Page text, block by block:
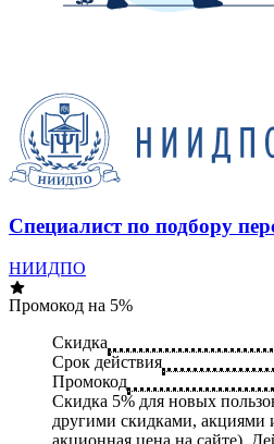
Специалист по подбору
НИИДПО
Промокод на 5%
Скидка
Срок действия
Промокод
Скидка 5% для новых
другими скидками, акциями
акционная цена на сайте).